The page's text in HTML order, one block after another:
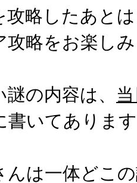
攻略したあと
攻略をお楽し
の内容は、
書いてありま
んは一体どこ